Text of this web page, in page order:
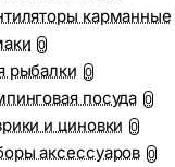
карманные
0
рыбалки 0
посуда 0
и циновки 0
аксессуаров 0